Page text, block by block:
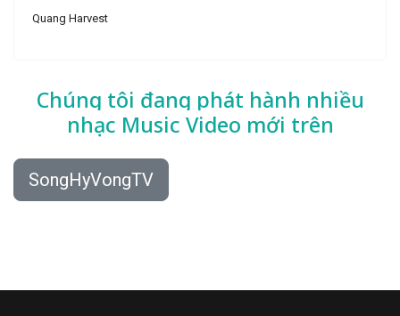
Quang Harvest
Chúng tôi đang phát hành nhiều
nhạc Music Video mới trên
SongHyVongTV